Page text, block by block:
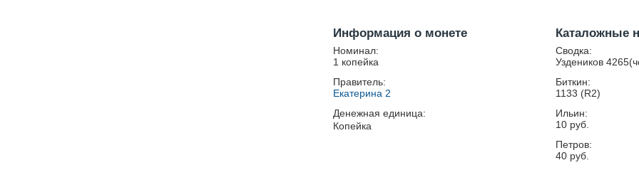
Информация о монете
Номинал:
1 копейка
Правитель:
Екатерина 2
Денежная единица:
Копейка
Каталожные
Сводка:
Уздеников
Биткин:
1133 (R2)
Ильин:
10 руб.
Петров:
40 руб.